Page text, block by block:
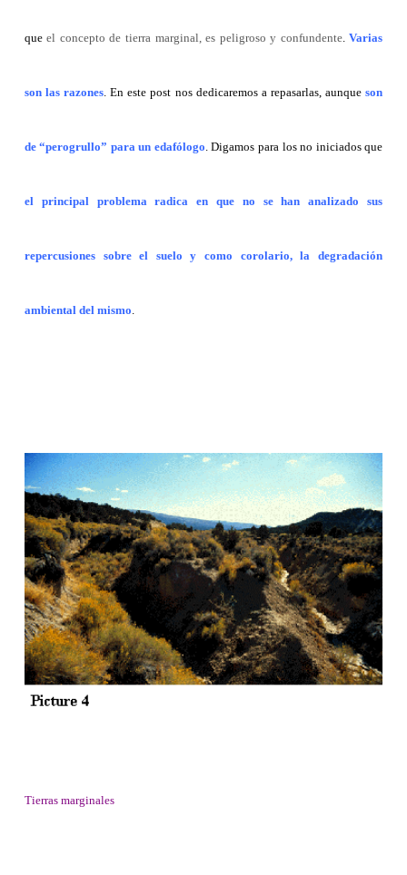
queel concepto de tierra marginal, es peligroso y confundente.Varias
son las razones . En este post nos dedicaremos a repasarlas, aunqueson
de “perogrullo” para un edafólogo . Digamos para los no iniciados que
el principal problema radica en que no se han analizado sus
repercusiones sobre el suelo y como corolario, la degradación
ambiental del mismo
Tierras marginales